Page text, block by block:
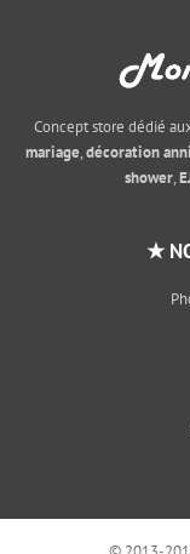
Concept store dédié
mariage,décoration
shower,
★